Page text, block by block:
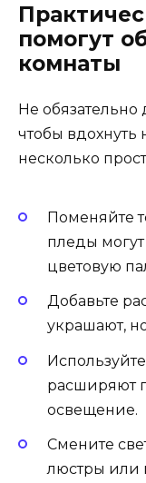
помогут
комнаты
Не обязательно
чтобы
несколько
Поменяйте
пледы
цветовую
Добавьте
украшают,
расширяют
освещение.
Смените
люстры или